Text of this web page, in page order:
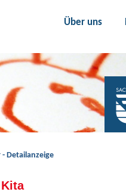
Über uns
Detailanzeige